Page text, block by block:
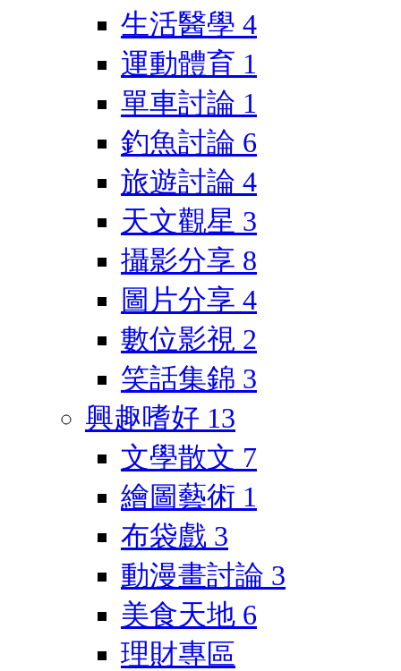
生活醫學 4
運動體育 1
單車討論 1
釣魚討論 6
旅遊討論 4
天文觀星 3
攝影分享 8
圖片分享 4
數位影視 2
笑話集錦 3
興趣嗜好 13
文學散文 7
繪圖藝術 1
布袋戲 3
動漫畫討論 3
美食天地 6
理財專區